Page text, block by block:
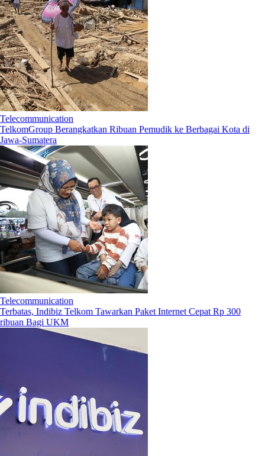
Telecommunication
TelkomGroup Berangkatkan Ribuan Pemudik ke Berbagai Kota di
Jawa-Sumatera
Telecommunication
Terbatas, Indibiz Telkom Tawarkan Paket Internet Cepat Rp 300
ribuan Bagi UKM